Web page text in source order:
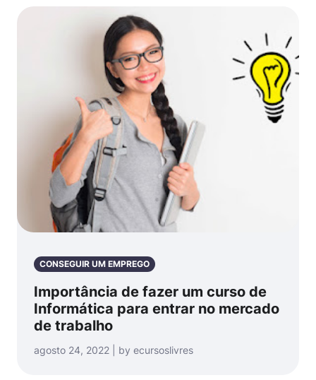
CONSEGUIR UM EMPREGO
Importância de fazer um curso de
Informática para entrar no mercado
de trabalho
agosto 24, 2022 | by ecursoslivres